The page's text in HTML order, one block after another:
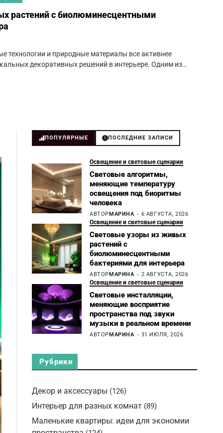
растений с биолюминесцентными
технологии и природные материалы все активнее
декоративных решений в интерьере. Одним из…
ПОПУЛЯРНЫЕ ПОСЛЕДНИЕ ЗАПИСИ
Освещение и световые сценарии
Световые алгоритмы,
меняющие температуру
освещения под биоритмы
человека
АВТОР МАРИНА 6 АВГУСТА, 2026
Освещение и световые сценарии
Световые узоры из живых
растений с
биолюминесцентными
бактериями для интерьера
АВТОР МАРИНА 2 АВГУСТА, 2026
Освещение и световые сценарии
Световые инсталляции,
меняющие восприятие
пространства под звуки
музыки в реальном времени
АВТОР МАРИНА 31 ИЮЛЯ, 2026
Рубрики
Декор и аксессуары (126)
Интерьер для разных комнат (89)
Маленькие квартиры: идеи для экономии